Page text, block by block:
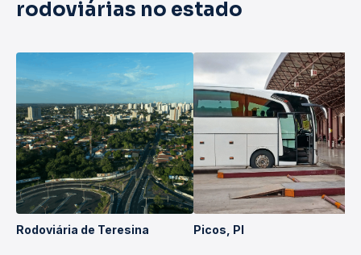
rodoviárias no estado
Rodoviária de Teresina Picos, PI